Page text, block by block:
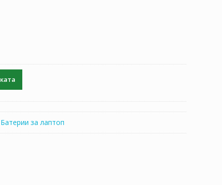
Батерии за лаптоп